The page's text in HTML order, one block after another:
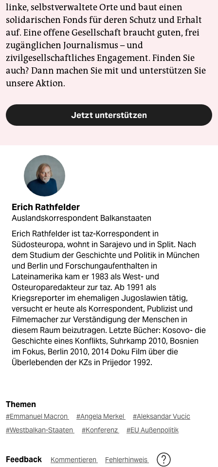
linke, selbstverwaltete Orte und baut einen
solidarischen Fonds für deren Schutz und Erhalt
auf. Eine offene Gesellschaft braucht guten, frei
zugänglichen Journalismus – und
zivilgesellschaftliches Engagement. Finden Sie
auch? Dann machen Sie mit und unterstützen Sie
unsere Aktion.
Jetzt unterstützen
Erich Rathfelder
Auslandskorrespondent Balkanstaaten
Erich Rathfelder ist taz-Korrespondent in
Südosteuropa, wohnt in Sarajevo und in Split. Nach
dem Studium der Geschichte und Politik in München
und Berlin und Forschungaufenthalten in
Lateinamerika kam er 1983 als West- und
Osteuroparedakteur zur taz. Ab 1991 als
Kriegsreporter im ehemaligen Jugoslawien tätig,
versucht er heute als Korrespondent, Publizist und
Filmemacher zur Verständigung der Menschen in
diesem Raum beizutragen. Letzte Bücher: Kosovo- die
Geschichte eines Konflikts, Suhrkamp 2010, Bosnien
im Fokus, Berlin 2010, 2014 Doku Film über die
Überlebenden der KZs in Prijedor 1992.
Themen
#Emmanuel Macron #Angela Merkel
#Aleksandar Vucic
#Westbalkan-Staaten
#Konferenz #EU Außenpolitik
Feedback Kommentieren Fehlerhinweis